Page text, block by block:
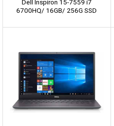
Dell Inspiron 15-7559 i7
6700HQ/ 16GB/ 256G SSD